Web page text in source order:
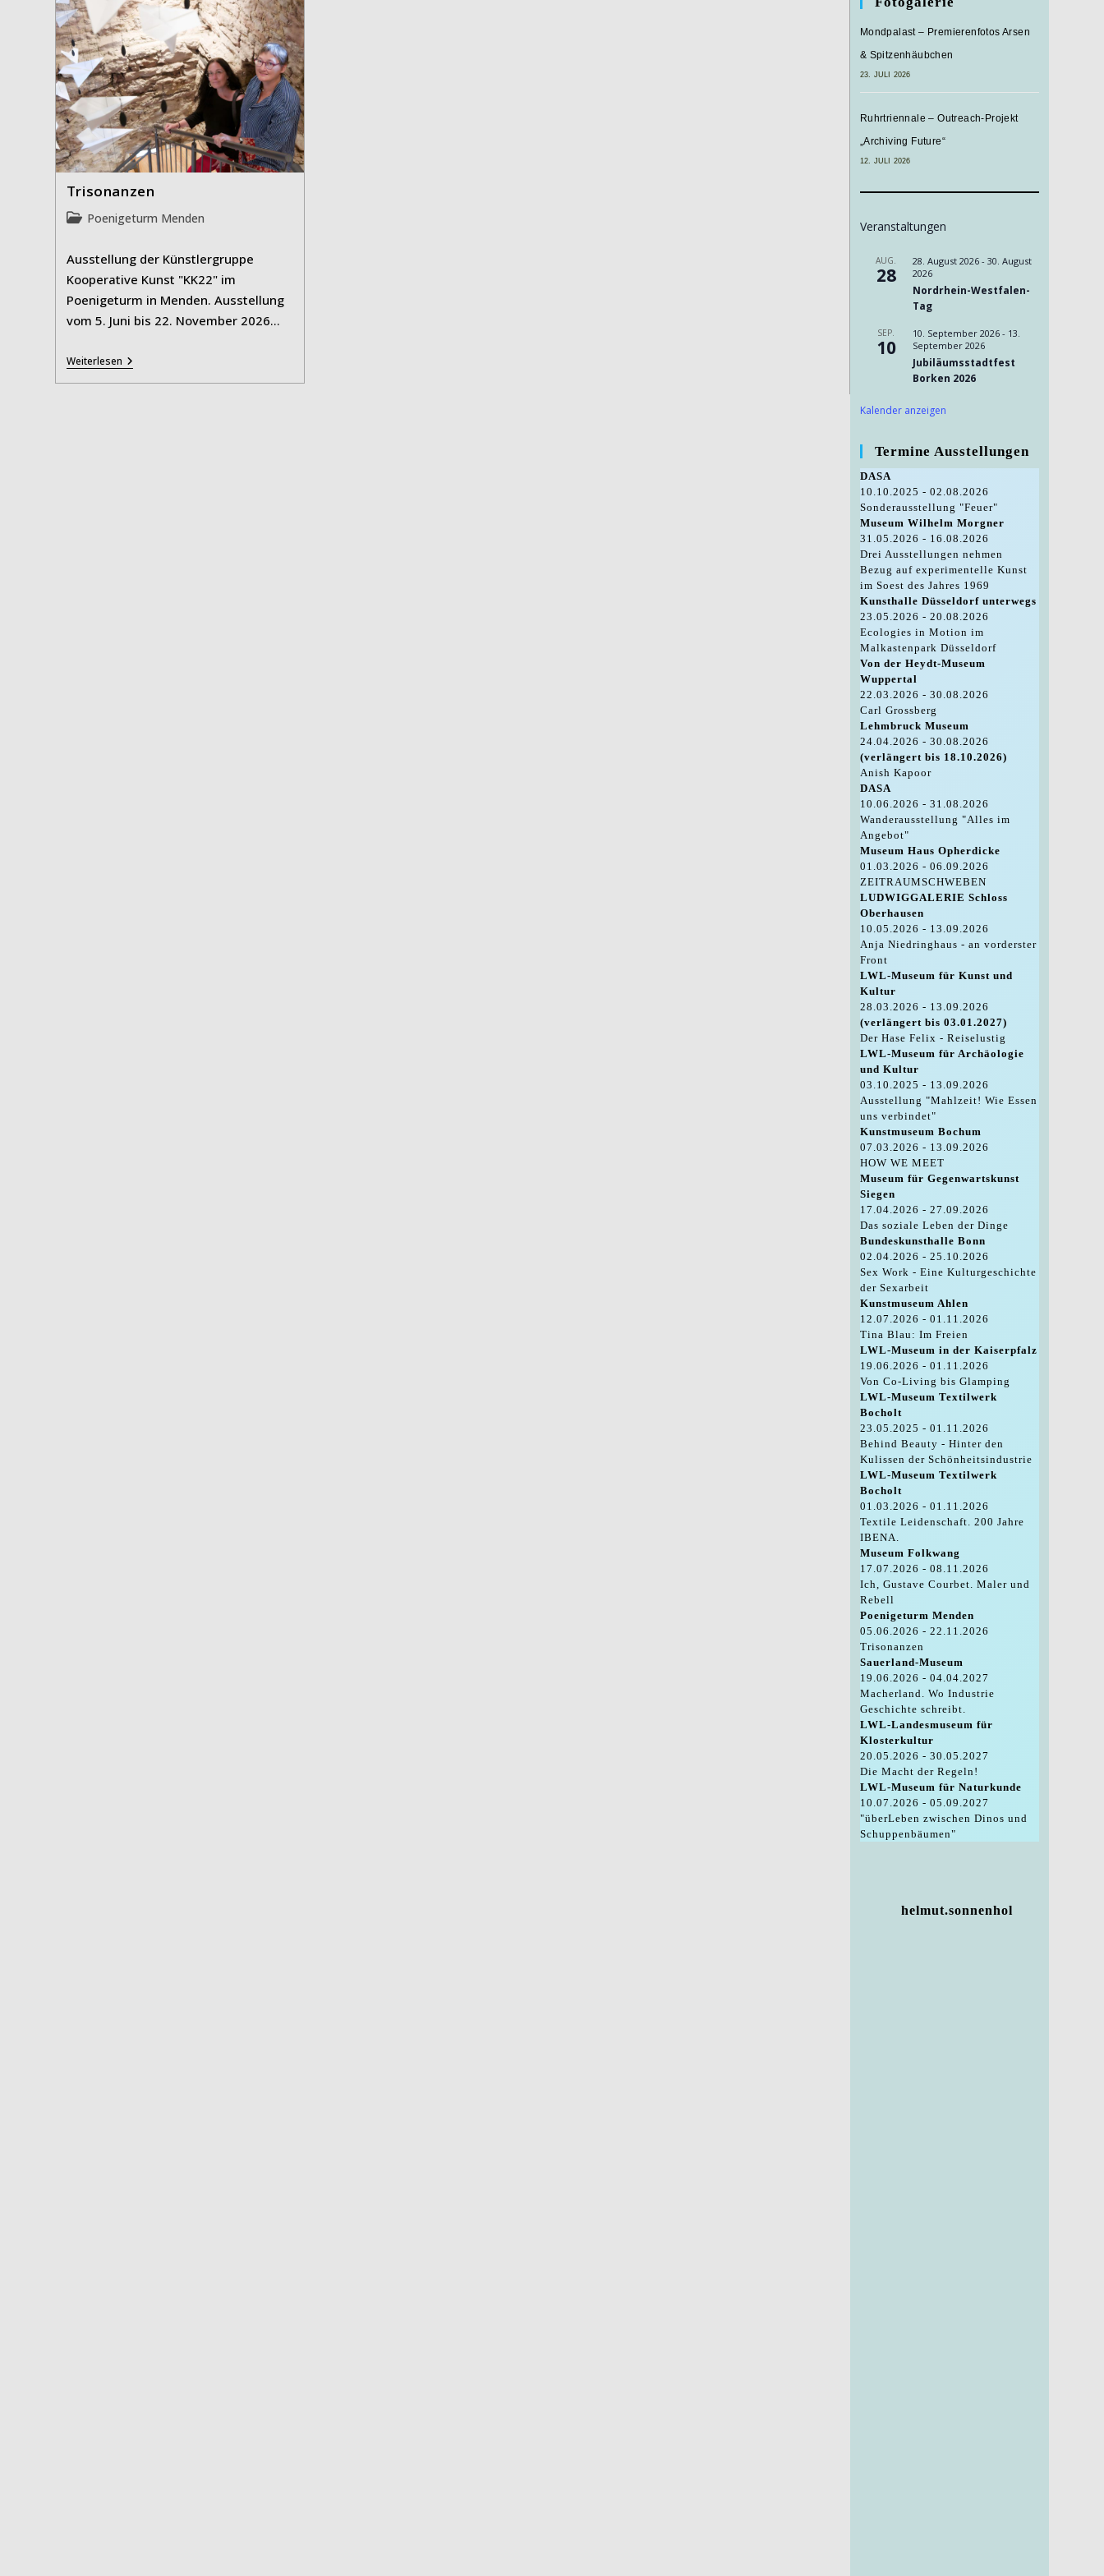
Trisonanzen
Beitrags-
Poenigeturm Menden
Ausstellung der Künstlergruppe
Kooperative Kunst "KK22" im
Poenigeturm in Menden. Ausstellung
vom 5. Juni bis 22. November 2026…
WeiterlesenTrisonanzen
Mondpalast – Premierenfotos Arsen
& Spitzenhäubchen
23. JULI 2026
Ruhrtriennale – Outreach-Projekt
„Archiving Future“
12. JULI 2026
Veranstaltungen
AUG.
28
28. August 2026- 30. August
2026
Nordrhein-Westfalen-
Tag
SEP.
10
10. September 2026- 13.
September 2026
Jubiläumsstadtfest
Borken 2026
Kalender anzeigen
Termine Ausstellungen
DASA
10.10.2025 - 02.08.2026
Sonderausstellung "Feuer"
Museum Wilhelm Morgner
31.05.2026 - 16.08.2026
Drei Ausstellungen nehmen
Bezug auf experimentelle Kunst
im Soest des Jahres 1969
Kunsthalle Düsseldorf unterwegs
23.05.2026 - 20.08.2026
Ecologies in Motion im
Malkastenpark Düsseldorf
Von der Heydt-Museum
Wuppertal
22.03.2026 - 30.08.2026
Carl Grossberg
Lehmbruck Museum
24.04.2026 - 30.08.2026
(verlängert bis 18.10.2026)
Anish Kapoor
DASA
10.06.2026 - 31.08.2026
Wanderausstellung "Alles im
Angebot"
Museum Haus Opherdicke
01.03.2026 - 06.09.2026
ZEITRAUMSCHWEBEN
LUDWIGGALERIE Schloss
Oberhausen
10.05.2026 - 13.09.2026
Anja Niedringhaus - an vorderster
Front
LWL-Museum für Kunst und
Kultur
28.03.2026 - 13.09.2026
(verlängert bis 03.01.2027)
Der Hase Felix - Reiselustig
LWL-Museum für Archäologie
und Kultur
03.10.2025 - 13.09.2026
Ausstellung "Mahlzeit! Wie Essen
uns verbindet"
Kunstmuseum Bochum
07.03.2026 - 13.09.2026
HOW WE MEET
Museum für Gegenwartskunst
Siegen
17.04.2026 - 27.09.2026
Das soziale Leben der Dinge
Bundeskunsthalle Bonn
02.04.2026 - 25.10.2026
Sex Work - Eine Kulturgeschichte
der Sexarbeit
Kunstmuseum Ahlen
12.07.2026 - 01.11.2026
Tina Blau: Im Freien
LWL-Museum in der Kaiserpfalz
19.06.2026 - 01.11.2026
Von Co-Living bis Glamping
LWL-Museum Textilwerk
Bocholt
23.05.2025 - 01.11.2026
Behind Beauty - Hinter den
Kulissen der Schönheitsindustrie
LWL-Museum Textilwerk
Bocholt
01.03.2026 - 01.11.2026
Textile Leidenschaft. 200 Jahre
IBENA.
Museum Folkwang
17.07.2026 - 08.11.2026
Ich, Gustave Courbet. Maler und
Rebell
Poenigeturm Menden
05.06.2026 - 22.11.2026
Trisonanzen
Sauerland-Museum
19.06.2026 - 04.04.2027
Macherland. Wo Industrie
Geschichte schreibt.
LWL-Landesmuseum für
Klosterkultur
20.05.2026 - 30.05.2027
Die Macht der Regeln!
LWL-Museum für Naturkunde
10.07.2026 - 05.09.2027
"überLeben zwischen Dinos und
Schuppenbäumen"
helmut.sonnenhol